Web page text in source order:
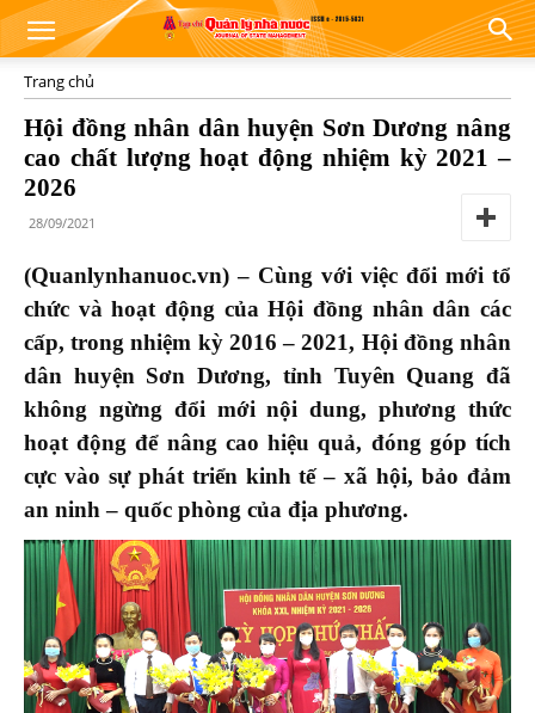
Trang chủ
Hội đồng nhân dân huyện Sơn Dương nâng
cao chất lượng hoạt động nhiệm kỳ 2021 –
2026
28/09/2021
(Quanlynhanuoc.vn) – Cùng với việc đổi mới tổ
chức và hoạt động của Hội đồng nhân dân các
cấp, trong nhiệm kỳ 2016 – 2021, Hội đồng nhân
dân huyện Sơn Dương, tỉnh Tuyên Quang đã
không ngừng đổi mới nội dung, phương thức
hoạt động để nâng cao hiệu quả, đóng góp tích
cực vào sự phát triển kinh tế – xã hội, bảo đảm
an ninh – quốc phòng của địa phương.